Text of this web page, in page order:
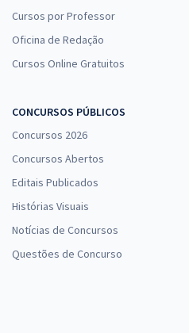
Cursos por Professor
Oficina de Redação
Cursos Online Gratuitos
CONCURSOS PÚBLICOS
Concursos 2026
Concursos Abertos
Editais Publicados
Histórias Visuais
Notícias de Concursos
Questões de Concurso